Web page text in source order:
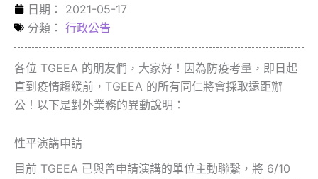
日期：
2021-05-17
分類： 行政公告
各位 TGEEA 的朋友們，大家好！因為防疫考量，即日起
直到疫情趨緩前，TGEEA 的所有同仁將會採取遠距辦
公！以下是對外業務的異動說明：
性平演講申請
目前 TGEEA 已與曾申請演講的單位主動聯繫，將 6/10